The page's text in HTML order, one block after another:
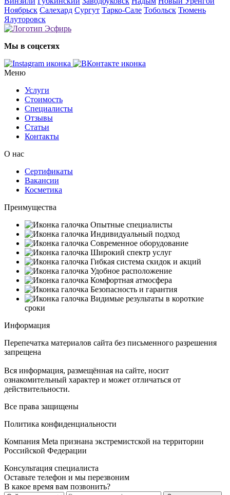
Ноябрьск Салехард Сургут Тарко-Сале Тобольск Тюмень
Ялуторовск
Мы в соцсетях
Меню
Услуги
Стоимость
Специалисты
Отзывы
Статьи
Контакты
О нас
Сертификаты
Вакансии
Косметика
Преимущества
Опытные специалисты
Индивидуальный подход
Современное оборудование
Широкий спектр услуг
Гибкая система скидок и акций
Удобное расположение
Комфортная атмосфера
Безопасность и гарантия
Видимые результаты в короткие
сроки
Информация
Перепечатка материалов сайта без письменного разрешения
запрещена
Вся информация, размещённая на сайте, носит
ознакомительный характер и может отличаться от
действительности.
Все права защищены
Политика конфиденциальности
Компания Meta признана экстремистской на территории
Российской Федерации
Консультация специалиста
Оставьте телефон и мы перезвоним
В какое время вам позвонить?